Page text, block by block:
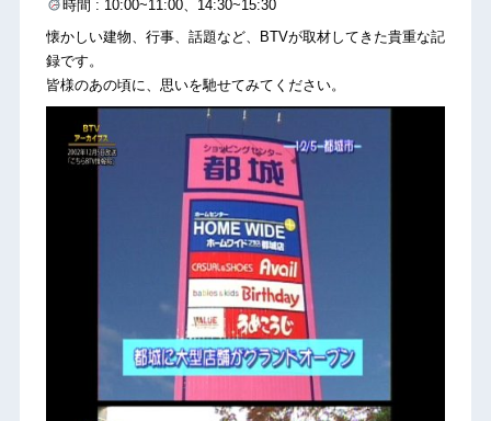
時間 : 10:00~11:00、14:30~15:30
懐かしい建物、行事、話題など、BTVが取材してきた貴重な記
録です。
皆様のあの頃に、思いを馳せてみてください。